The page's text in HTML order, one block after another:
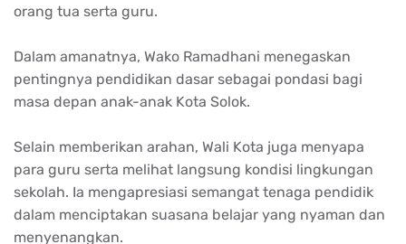
orang tua serta guru.
Dalam amanatnya, Wako Ramadhani menegaskan
pentingnya pendidikan dasar sebagai pondasi bagi
masa depan anak-anak Kota Solok.
Selain memberikan arahan, Wali Kota juga menyapa
para guru serta melihat langsung kondisi lingkungan
sekolah. Ia mengapresiasi semangat tenaga pendidik
dalam menciptakan suasana belajar yang nyaman dan
menyenangkan.